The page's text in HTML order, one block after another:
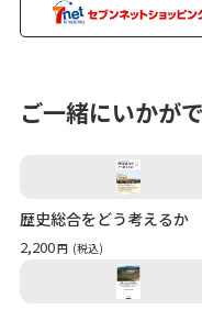
ご一緒にいかが
歴史総合をどう考えるか
2,200円 (税込)